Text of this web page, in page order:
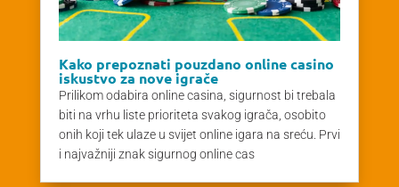
Kako prepoznati pouzdano online casino
iskustvo za nove igrače
Prilikom odabira online casina, sigurnost bi trebala
biti na vrhu liste prioriteta svakog igrača, osobito
onih koji tek ulaze u svijet online igara na sreću. Prvi
i najvažniji znak sigurnog online cas